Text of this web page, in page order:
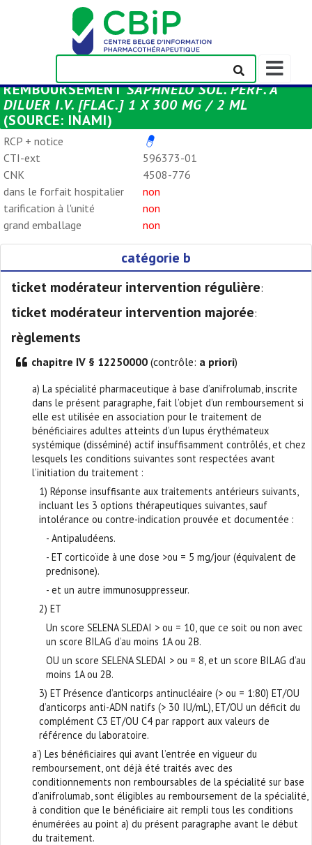
Afficher/
la
barre
REMBOURSEMENTSAPHNELO SOL. PERF. À
DILUER I.V. [FLAC.] 1 X 300 MG / 2 ML
(SOURCE: INAMI)
RCP + notice
CTI-ext
596373-01
CNK
4508-776
dans le forfait hospitalier
non
tarification à l'unité
non
grand emballage
non
catégorie b
ticket modérateur intervention régulière:
ticket modérateur intervention majorée:
règlements
chapitre IV § 12250000 (contrôle: a priori)
a) La spécialité pharmaceutique à base d’anifrolumab, inscrite
dans le présent paragraphe, fait l’objet d’un remboursement si
elle est utilisée en association pour le traitement de
bénéficiaires adultes atteints d’un lupus érythémateux
systémique (disséminé) actif insuffisamment contrôlés, et chez
lesquels les conditions suivantes sont respectées avant
l’initiation du traitement :
1) Réponse insuffisante aux traitements antérieurs suivants,
incluant les 3 options thérapeutiques suivantes, sauf
intolérance ou contre-indication prouvée et documentée :
- Antipaludéens.
- ET corticoïde à une dose >ou = 5 mg/jour (équivalent de
prednisone).
- et un autre immunosuppresseur.
2) ET
Un score SELENA SLEDAI > ou = 10, que ce soit ou non avec
un score BILAG d’au moins 1A ou 2B.
OU un score SELENA SLEDAI > ou = 8, et un score BILAG d’au
moins 1A ou 2B.
3) ET Présence d’anticorps antinucléaire (> ou = 1:80) ET/OU
d’anticorps anti-ADN natifs (> 30 IU/mL), ET/OU un déficit du
complément C3 ET/OU C4 par rapport aux valeurs de
référence du laboratoire.
a’) Les bénéficiaires qui avant l’entrée en vigueur du
remboursement, ont déjà été traités avec des
conditionnements non remboursables de la spécialité sur base
d’anifrolumab, sont éligibles au remboursement de la spécialité,
à condition que le bénéficiaire ait rempli tous les conditions
énumérées au point a) du présent paragraphe avant le début
du traitement.